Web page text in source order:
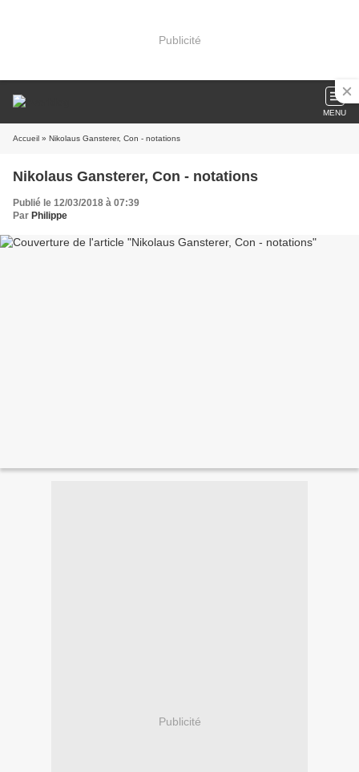
Publicité
MENU
Accueil » Nikolaus Gansterer, Con - notations
Nikolaus Gansterer, Con - notations
Publié le 12/03/2018 à 07:39
Par Philippe
Publicité